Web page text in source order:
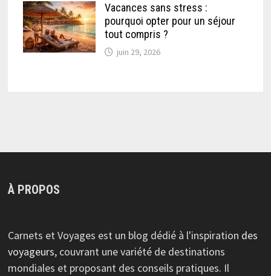
Vacances sans stress :
pourquoi opter pour un séjour
tout compris ?
juin 29, 2026
À PROPOS
Carnets et Voyages est un blog dédié à l'inspiration des
voyageurs, couvrant une variété de destinations
mondiales et proposant des conseils pratiques. Il